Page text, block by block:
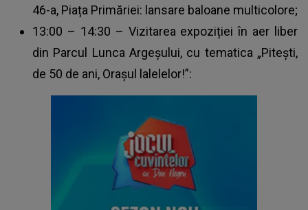
46-a, Piața Primăriei: lansare baloane multicolore;
13:00 – 14:30 – Vizitarea expoziției în aer liber
din Parcul Lunca Argeșului, cu tematica „Pitești,
de 50 de ani, Orașul lalelelor!”: